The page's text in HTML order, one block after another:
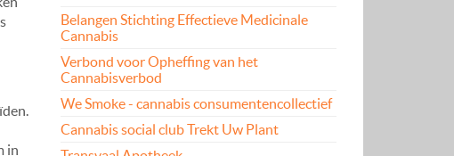
in
Belangen Stichting Effectieve Medicinale
Cannabis
Verbond voor Opheffing van het
Cannabisverbod
We Smoke - cannabis consumentencollectief
Cannabis social club Trekt Uw Plant